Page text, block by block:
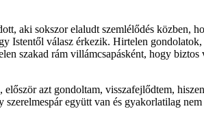
aki sokszor elaludt szemlélődés közben,
Istentől válasz érkezik. Hirtelen
szakad rám villámcsapásként, hogy
azt gondoltam, visszafejlődtem,
együtt van és gyakorlatilag